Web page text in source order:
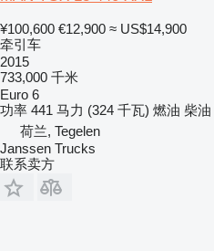
¥100,600 €12,900 ≈ US$14,900
牵引车
2015
733,000 千米
Euro 6
功率 441 马力 (324 千瓦) 燃油 柴油
荷兰, Tegelen
Janssen Trucks
联系卖方